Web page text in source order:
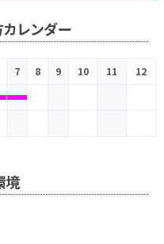
カレンダー
7 8 9 10 11
12
境